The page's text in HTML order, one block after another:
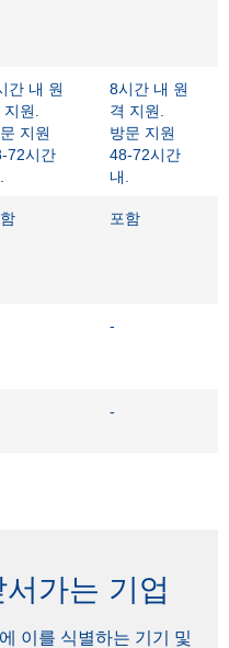
간 내 원
원.
지원
72시간
8시간 내 원
격 지원.
방문 지원
48-72시간
내.
포함
-
-
가는 기업
이를 식별하는 기기 및